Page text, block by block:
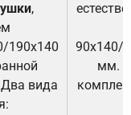
,
190х140
вида
90х140/
мм.